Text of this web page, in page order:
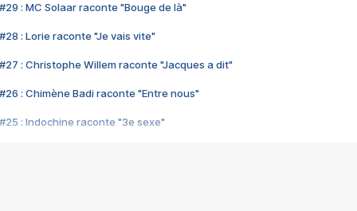
#29 : MC Solaar raconte "Bouge de là"
#28 : Lorie raconte "Je vais vite"
#27 : Christophe Willem raconte "Jacques a dit"
#26 : Chimène Badi raconte "Entre nous"
#25 : Indochine raconte "3e sexe"